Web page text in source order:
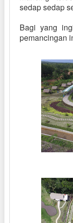
sedap sedap
Bagi yang
pemancingan